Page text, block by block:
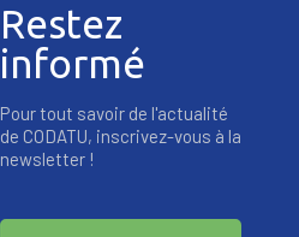
Restez
informé
Pour tout savoir de l'actualité
de CODATU, inscrivez-vous à la
newsletter !